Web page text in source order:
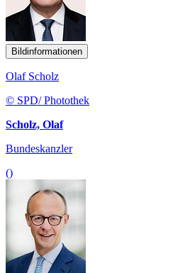
Bildinformationen
Olaf Scholz
© SPD/ Photothek
Scholz, Olaf
Bundeskanzler
()